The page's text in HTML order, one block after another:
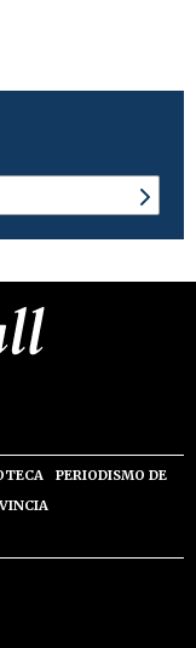
PERIODISMO DE